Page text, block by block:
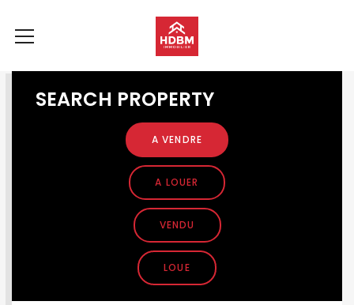
SEARCH PROPERTY
A VENDRE
A LOUER
VENDU
LOUE